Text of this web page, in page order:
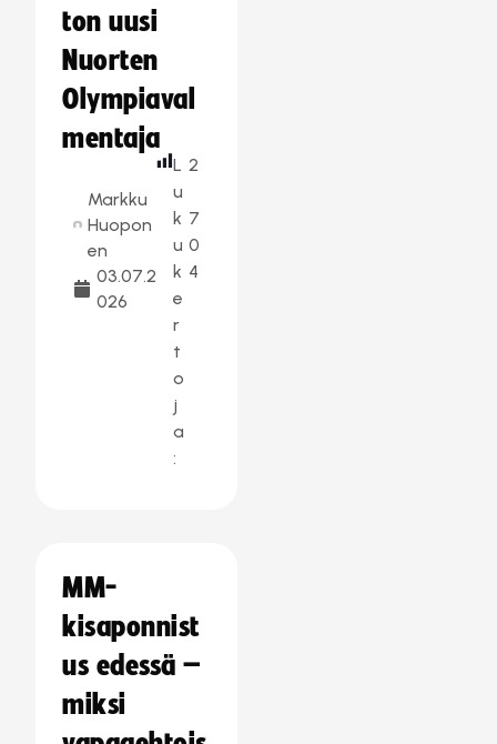
ton uusi
Nuorten
Olympiaval
mentaja
Markku
Huopon
en
03.07.2
026
L
u
k
u
k
e
r
t
o
j
a
:
2
7
0
4
MM-
kisaponnist
us edessä –
miksi